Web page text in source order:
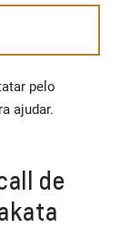
pelo
ajudar.
de